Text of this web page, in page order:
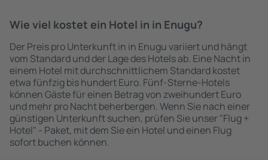
Wie viel kostet ein Hotel in in Enugu?
Der Preis pro Unterkunft in in Enugu variiert und hängt
vom Standard und der Lage des Hotels ab. Eine Nacht in
einem Hotel mit durchschnittlichem Standard kostet
etwa fünfzig bis hundert Euro. Fünf-Sterne-Hotels
können Gäste für einen Betrag von zweihundert Euro
und mehr pro Nacht beherbergen. Wenn Sie nach einer
günstigen Unterkunft suchen, prüfen Sie unser "Flug +
Hotel" - Paket, mit dem Sie ein Hotel und einen Flug
sofort buchen können.